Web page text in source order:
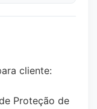
cliente:
Proteção de